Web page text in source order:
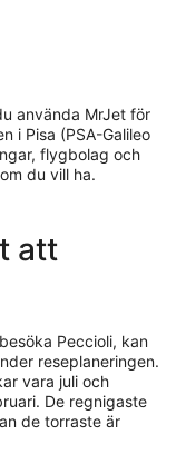
använda MrJet för
i Pisa (PSA-Galileo
flygbolag och
du vill ha.
att
Peccioli, kan
reseplaneringen.
vara juli och
De regnigaste
de torraste är